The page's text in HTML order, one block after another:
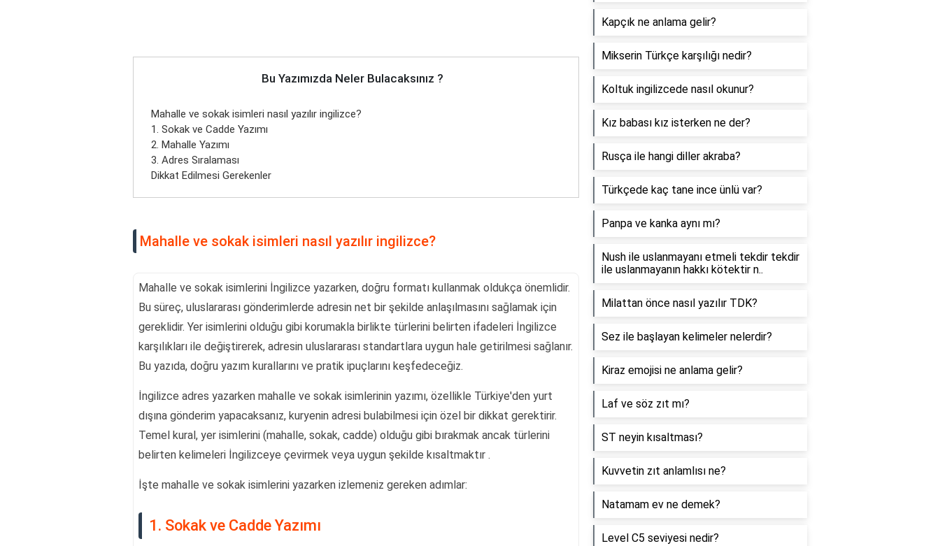
Bu Yazımızda Neler Bulacaksınız ?
Mahalle ve sokak isimleri nasıl yazılır ingilizce?
1. Sokak ve Cadde Yazımı
2. Mahalle Yazımı
3. Adres Sıralaması
Dikkat Edilmesi Gerekenler
Mahalle ve sokak isimleri nasıl yazılır ingilizce?
Mahalle ve sokak isimlerini İngilizce yazarken, doğru formatı kullanmak oldukça önemlidir.
Bu süreç, uluslararası gönderimlerde adresin net bir şekilde anlaşılmasını sağlamak için
gereklidir. Yer isimlerini olduğu gibi korumakla birlikte türlerini belirten ifadeleri İngilizce
karşılıkları ile değiştirerek, adresin uluslararası standartlara uygun hale getirilmesi sağlanır.
Bu yazıda, doğru yazım kurallarını ve pratik ipuçlarını keşfedeceğiz.
İngilizce adres yazarken mahalle ve sokak isimlerinin yazımı, özellikle Türkiye'den yurt
dışına gönderim yapacaksanız, kuryenin adresi bulabilmesi için özel bir dikkat gerektirir.
Temel kural, yer isimlerini (mahalle, sokak, cadde) olduğu gibi bırakmak ancak türlerini
belirten kelimeleri İngilizceye çevirmek veya uygun şekilde kısaltmaktır .
İşte mahalle ve sokak isimlerini yazarken izlemeniz gereken adımlar:
1. Sokak ve Cadde Yazımı
Kapçık ne anlama gelir?
Mikserin Türkçe karşılığı nedir?
Koltuk ingilizcede nasıl okunur?
Kız babası kız isterken ne der?
Rusça ile hangi diller akraba?
Türkçede kaç tane ince ünlü var?
Panpa ve kanka aynı mı?
Nush ile uslanmayanı etmeli tekdir tekdir
ile uslanmayanın hakkı kötektir n..
Milattan önce nasıl yazılır TDK?
Sez ile başlayan kelimeler nelerdir?
Kiraz emojisi ne anlama gelir?
Laf ve söz zıt mı?
ST neyin kısaltması?
Kuvvetin zıt anlamlısı ne?
Natamam ev ne demek?
Level C5 seviyesi nedir?